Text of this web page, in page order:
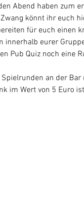
Abend haben zum
könnt ihr euch
für euch einen
innerhalb eurer
Pub Quiz noch eine
an der
im Wert von 5 Euro